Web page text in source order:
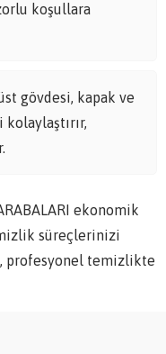
koşullara
gövdesi, kapak ve
ekonomik
süreçlerinizi
profesyonel temizlikte